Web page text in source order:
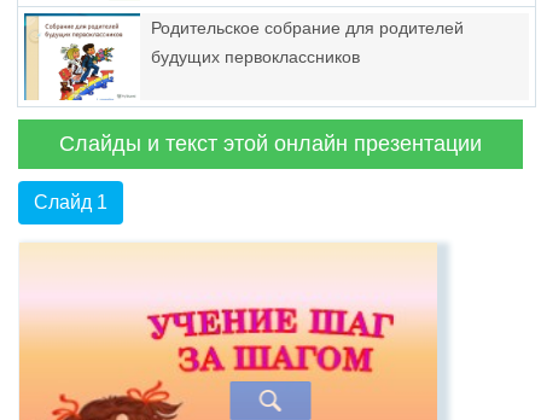
Родительское собрание для родителей
будущих первоклассников
Слайды и текст этой онлайн презентации
Слайд 1